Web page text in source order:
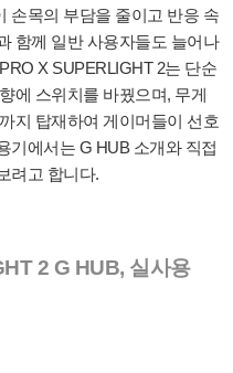
손목의 부담을 줄이고 반응 속
함께 일반 사용자들도 늘어나
X SUPERLIGHT 2는 단순
에 스위치를 바꿨으며, 무게
지 탑재하여 게이머들이 선호
기에서는 G HUB 소개와 직접
려고 합니다.
2 G HUB, 실사용